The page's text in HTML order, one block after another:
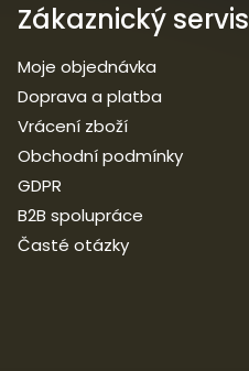
Zákaznický servis
Moje objednávka
Doprava a platba
Vrácení zboží
Obchodní podmínky
GDPR
B2B spolupráce
Časté otázky